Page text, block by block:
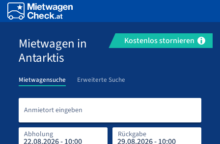
Kostenlos stornieren
Mietwagen in
Antarktis
Mietwagensuche Erweiterte Suche
Anmietort eingeben
Abholung Rückgabe